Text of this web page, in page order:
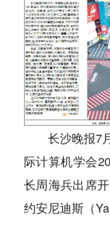
长沙晚报7月
际计算机学会
长周海兵出席
约安尼迪斯（